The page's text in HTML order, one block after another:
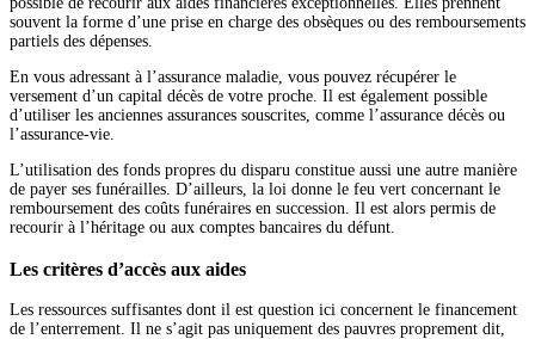
souvent la forme d’une prise en charge des obsèques ou des remboursements
partiels des dépenses.
En vous adressant à l’assurance maladie, vous pouvez récupérer le
versement d’un capital décès de votre proche. Il est également possible
d’utiliser les anciennes assurances souscrites, comme l’assurance décès ou
l’assurance-vie.
L’utilisation des fonds propres du disparu constitue aussi une autre manière
de payer ses funérailles. D’ailleurs, la loi donne le feu vert concernant le
remboursement des coûts funéraires en succession. Il est alors permis de
recourir à l’héritage ou aux comptes bancaires du défunt.
Les critères d’accès aux aides
Les ressources suffisantes dont il est question ici concernent le financement
de l’enterrement. Il ne s’agit pas uniquement des pauvres proprement dit,